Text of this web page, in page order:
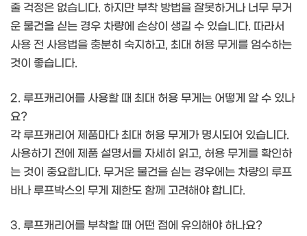
줄 걱정은 없습니다. 하지만 부착 방법을 잘못하거나 너무 무거
운 물건을 싣는 경우 차량에 손상이 생길 수 있습니다. 따라서
사용 전 사용법을 충분히 숙지하고, 최대 허용 무게를 엄수하는
것이 좋습니다.
2. 루프캐리어를 사용할 때 최대 허용 무게는 어떻게 알 수 있나
요?
각 루프캐리어 제품마다 최대 허용 무게가 명시되어 있습니다.
사용하기 전에 제품 설명서를 자세히 읽고, 허용 무게를 확인하
는 것이 중요합니다. 무거운 물건을 싣는 경우에는 차량의 루프
바나 루프박스의 무게 제한도 함께 고려해야 합니다.
3. 루프캐리어를 부착할 때 어떤 점에 유의해야 하나요?